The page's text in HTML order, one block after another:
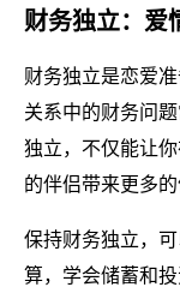
财务独立：爱
财务独立是恋爱
关系中的财务问
独立，不仅能让
的伴侣带来更多的
保持财务独立，
算，学会储蓄和